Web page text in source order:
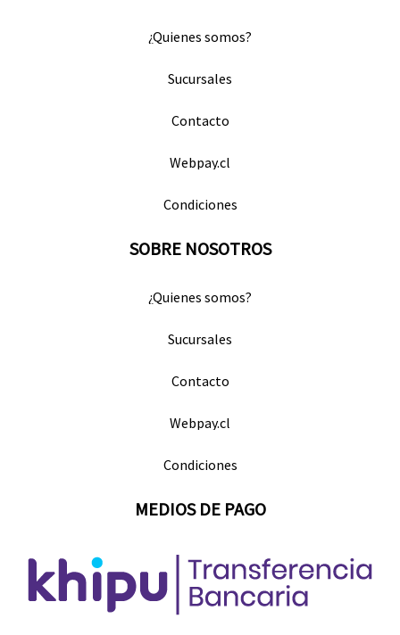
¿Quienes somos?
Sucursales
Contacto
Webpay.cl
Condiciones
SOBRE NOSOTROS
¿Quienes somos?
Sucursales
Contacto
Webpay.cl
Condiciones
MEDIOS DE PAGO